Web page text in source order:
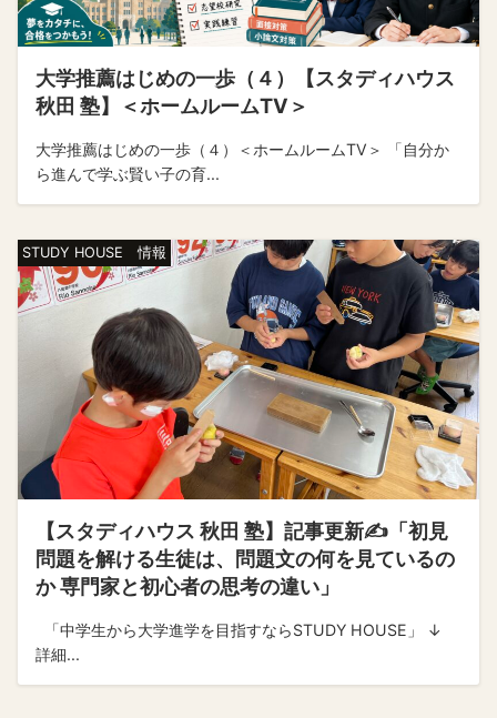
大学推薦はじめの一歩（４）【スタディハウス
秋田 塾】＜ホームルームTV＞
大学推薦はじめの一歩（４）＜ホームルームTV＞ 「自分か
ら進んで学ぶ賢い子の育...
STUDY HOUSE 情報
【スタディハウス 秋田 塾】記事更新✍️「初見
問題を解ける生徒は、問題文の何を見ているの
か 専門家と初心者の思考の違い」
「中学生から大学進学を目指すならSTUDY HOUSE」 ↓
詳細...